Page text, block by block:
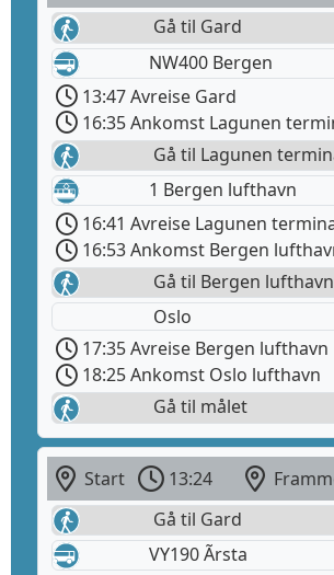
Gå til Gard
NW400 Bergen
13:47 Avreise Gard
16:35 Ankomst Lagunen
Gå til Lagunen
1 Bergen lufthavn
16:41 Avreise Lagunen
16:53 Ankomst Bergen
Gå til Bergen lufthavn
Oslo
17:35 Avreise Bergen lufthavn
18:25 Ankomst Oslo lufthavn
Gå til målet
Start 13:24
Gå til Gard
VY190 Ãrsta